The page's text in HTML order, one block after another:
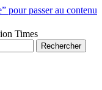
pour passer au contenu
Times